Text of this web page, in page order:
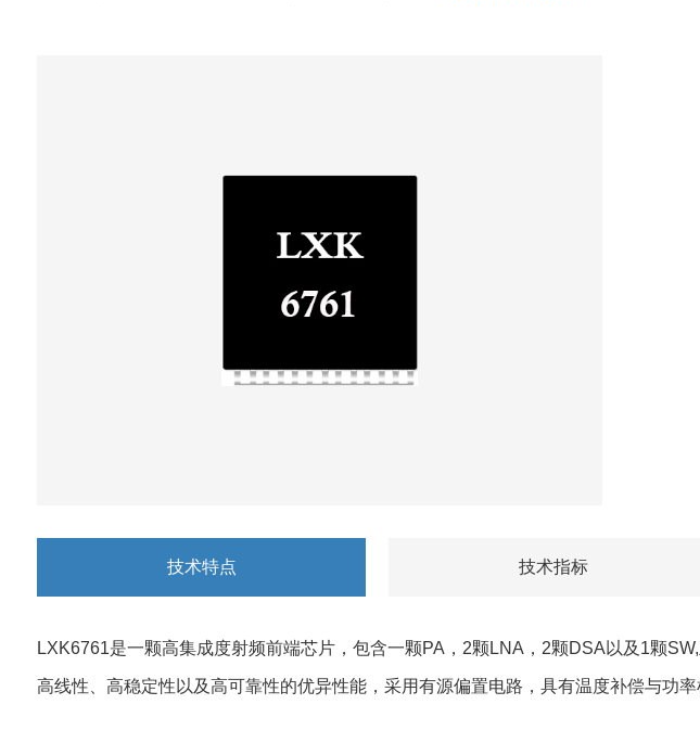
技术特点 技术指标
LXK6761是一颗高集成度射频前端芯片，包含一颗PA ， 2颗LNA ， 2颗DSA 以及 1颗SW,
高线性、高稳定性以及高可靠性的优异性能，采用有源偏置电路，具有温度补偿与功率